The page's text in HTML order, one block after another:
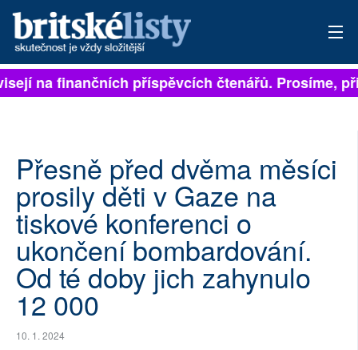
PŘIHLÁSIT
ARCHIV
ROZHOVORY
TÉMATA
NEJČTENĚJŠÍ ZA 7 DNÍ
AUTOŘI
PŘÍSPĚVKY NA PROVOZ
na finančních příspěvcích čtenářů. Prosíme,
Přesně před dvěma měsíci
prosily děti v Gaze na
tiskové konferenci o
ukončení bombardování.
Od té doby jich zahynulo
12 000
10. 1. 2024